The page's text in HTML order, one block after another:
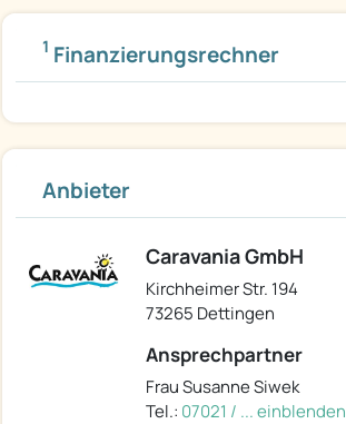
1 Finanzierungsrechner
Anbieter
Caravania GmbH
Kirchheimer Str. 194
73265 Dettingen
Ansprechpartner
Frau Susanne Siwek
Tel.: 07021 / ... einblenden